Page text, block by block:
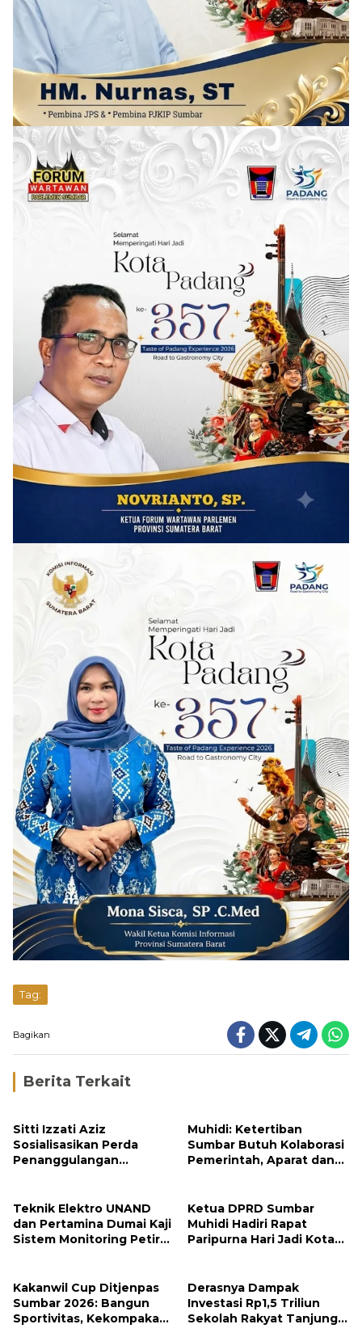
Tag:
Bagikan
Berita Terkait
Sitti Izzati Aziz
Sosialisasikan Perda
Penanggulangan
Muhidi: Ketertiban
Sumbar Butuh Kolaborasi
Pemerintah, Aparat dan
Teknik Elektro UNAND
dan Pertamina Dumai Kaji
Sistem Monitoring Petir
Ketua DPRD Sumbar
Muhidi Hadiri Rapat
Paripurna Hari Jadi Kota
Kakanwil Cup Ditjenpas
Sumbar 2026: Bangun
Sportivitas, Kekompakan
Derasnya Dampak
Investasi Rp1,5 Triliun
Sekolah Rakyat Tanjung